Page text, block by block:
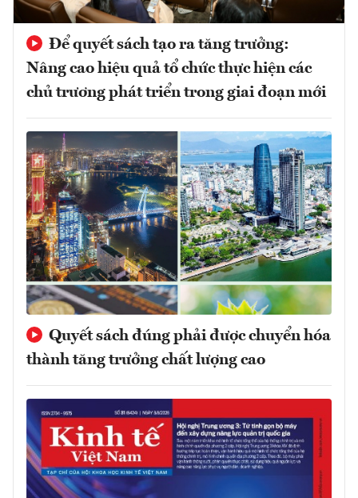
Để quyết sách tạo ra tăng trưởng:
Nâng cao hiệu quả tổ chức thực hiện các
chủ trương phát triển trong giai đoạn mới
Quyết sách đúng phải được chuyển hóa
thành tăng trưởng chất lượng cao